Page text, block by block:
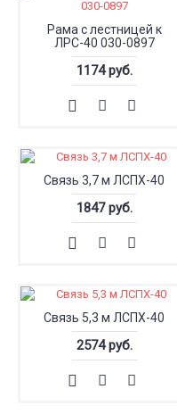
Рама с лестницей к
ЛРС-40 030-0897
1174 руб.
Связь 3,7 м ЛСПХ-40
1847 руб.
Связь 5,3 м ЛСПХ-40
2574 руб.